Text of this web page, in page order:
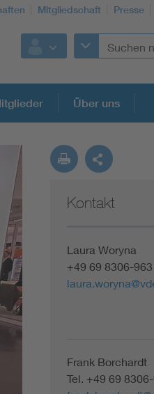
Mitgliedschaft Presse
Über uns
Kontakt
Laura Woryna
+49 69 8306-963
Frank Borchardt
Tel. +49 69